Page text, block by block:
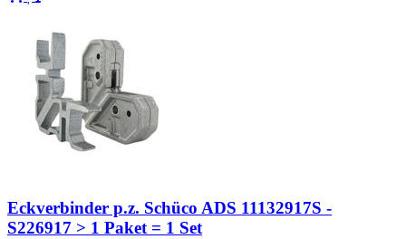
Eckverbinder p.z. Schüco ADS 11132917S -
S226917 > 1 Paket = 1 Set